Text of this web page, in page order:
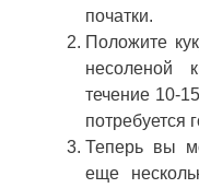
початки.
Положите
несоленой
течение 10-
потребуется
Теперь вы
еще